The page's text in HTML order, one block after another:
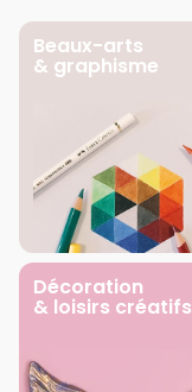
Beaux-arts
& graphisme
Décoration
& loisirs créatifs